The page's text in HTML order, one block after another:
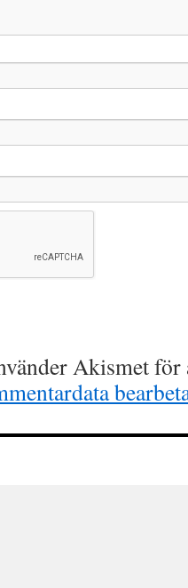
Akismet